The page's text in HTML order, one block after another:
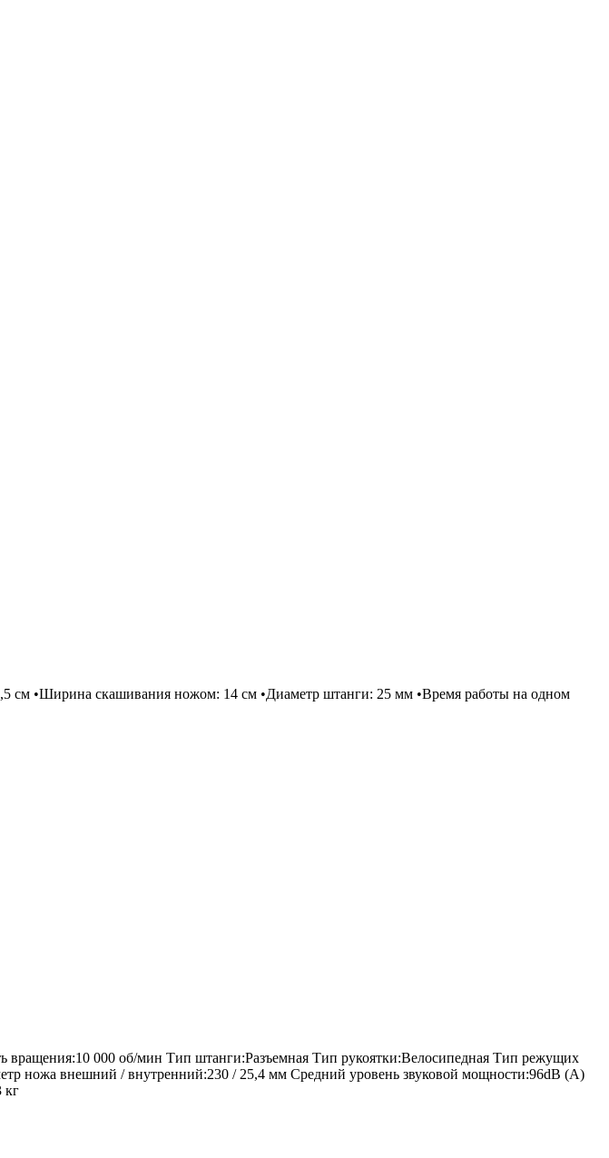
см •Ширина скашивания ножом: 14 см •Диаметр штанги: 25 мм •Время работы на одном
вращения:10 000 об/мин Тип штанги:Разъемная Тип рукоятки:Велосипедная Тип режущих
ножа внешний / внутренний:230 / 25,4 мм Средний уровень звуковой мощности:96dB (А)
кг